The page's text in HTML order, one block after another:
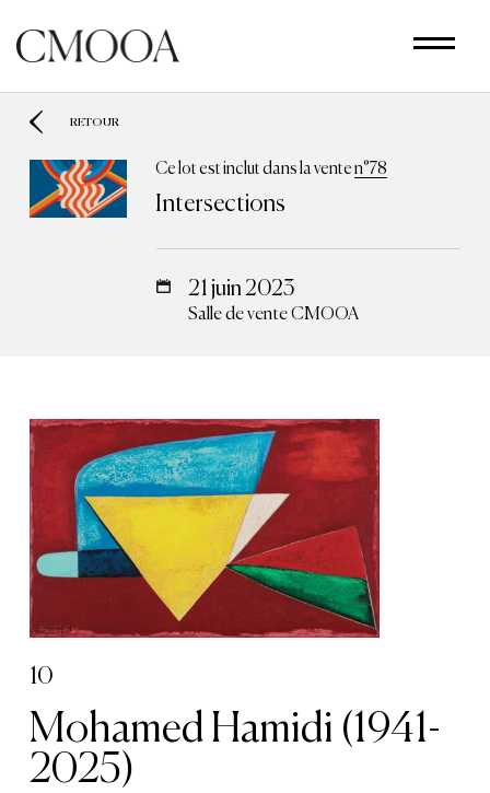
contenu
principal
RETOUR
Ce lot est inclut dans la venten°78
Intersections
21 juin 2023
Salle de vente CMOOA
10
Mohamed Hamidi (1941-
2025)